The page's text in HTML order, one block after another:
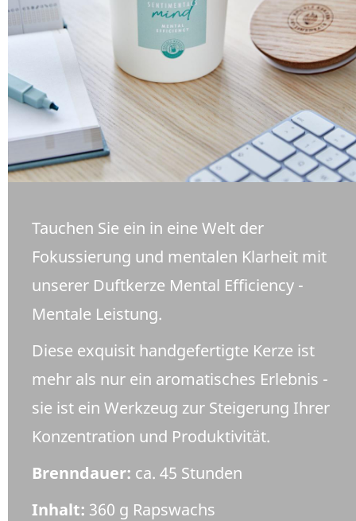
Tauchen Sie ein in eine Welt der
Fokussierung und mentalen Klarheit mit
unserer Duftkerze Mental Efficiency -
Mentale Leistung.
Diese exquisit handgefertigte Kerze ist
mehr als nur ein aromatisches Erlebnis -
sie ist ein Werkzeug zur Steigerung Ihrer
Konzentration und Produktivität.
Brenndauer: ca. 45 Stunden
Inhalt: 360 g Rapswachs